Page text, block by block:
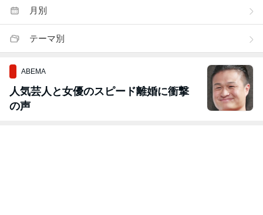
月別
テーマ別
ABEMA
人気芸人と女優のスピード離婚に衝撃
の声